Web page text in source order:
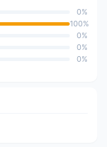
0%
100%
0%
0%
0%